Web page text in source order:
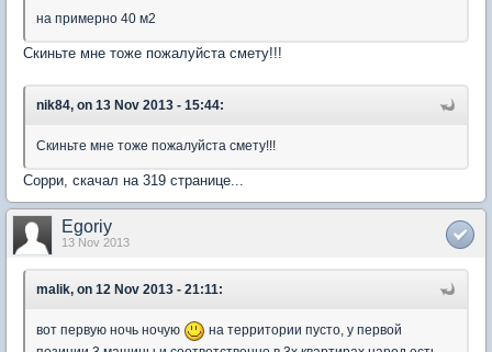
на примерно 40 м2
Скиньте мне тоже пожалуйста смету!!!
nik84, on 13 Nov 2013 - 15:44:
Скиньте мне тоже пожалуйста смету!!!
Сорри, скачал на 319 странице...
Egoriy
13 Nov 2013
malik, on 12 Nov 2013 - 21:11:
вот первую ночь ночую
на территории пусто, у первой